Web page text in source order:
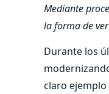
Mediante
la forma de
Durante los
claro